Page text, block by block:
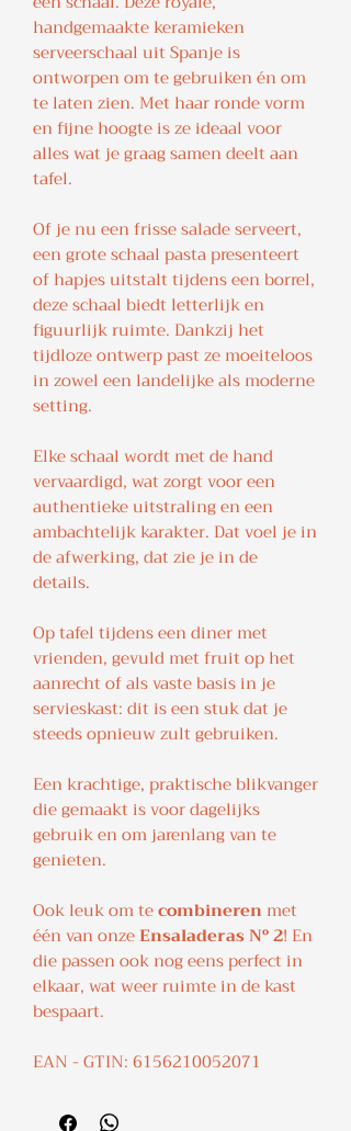
handgemaakte keramieken
serveerschaal uit Spanje is
ontworpen om te gebruiken én om
te laten zien. Met haar ronde vorm
en fijne hoogte is ze ideaal voor
alles wat je graag samen deelt aan
tafel.
Of je nu een frisse salade serveert,
een grote schaal pasta presenteert
of hapjes uitstalt tijdens een borrel,
deze schaal biedt letterlijk en
figuurlijk ruimte. Dankzij het
tijdloze ontwerp past ze moeiteloos
in zowel een landelijke als moderne
setting.
Elke schaal wordt met de hand
vervaardigd, wat zorgt voor een
authentieke uitstraling en een
ambachtelijk karakter. Dat voel je in
de afwerking, dat zie je in de
details.
Op tafel tijdens een diner met
vrienden, gevuld met fruit op het
aanrecht of als vaste basis in je
servieskast: dit is een stuk dat je
steeds opnieuw zult gebruiken.
Een krachtige, praktische blikvanger
die gemaakt is voor dagelijks
gebruik en om jarenlang van te
genieten.
Ook leuk om tecombinerenmet
één van onzeEnsaladeras Nº 2! En
die passen ook nog eens perfect in
elkaar, wat weer ruimte in de kast
bespaart.
EAN - GTIN: 6156210052071